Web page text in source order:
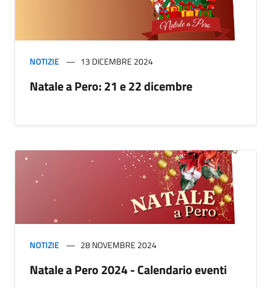
NOTIZIE 13 DICEMBRE 2024
Natale a Pero: 21 e 22 dicembre
NOTIZIE 28 NOVEMBRE 2024
Natale a Pero 2024 - Calendario eventi